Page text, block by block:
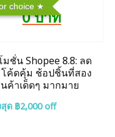
choice
0 บาท
มชั่น Shopee 8.8: ลด
ค้ดคุ้ม ช้อปชิ้นที่สอง
ค้าเด็ดๆ มากมาย
ด ฿2,000 off